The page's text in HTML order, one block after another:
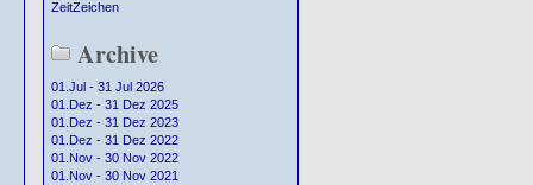
ZeitZeichen
Archive
01.Jul - 31 Jul 2026
01.Dez - 31 Dez 2025
01.Dez - 31 Dez 2023
01.Dez - 31 Dez 2022
01.Nov - 30 Nov 2022
01.Nov - 30 Nov 2021